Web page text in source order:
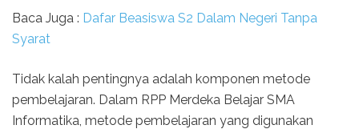
Baca Juga : Dafar Beasiswa S2 Dalam Negeri Tanpa
Syarat
Tidak kalah pentingnya adalah komponen metode
pembelajaran. Dalam RPP Merdeka Belajar SMA
Informatika, metode pembelajaran yang digunakan